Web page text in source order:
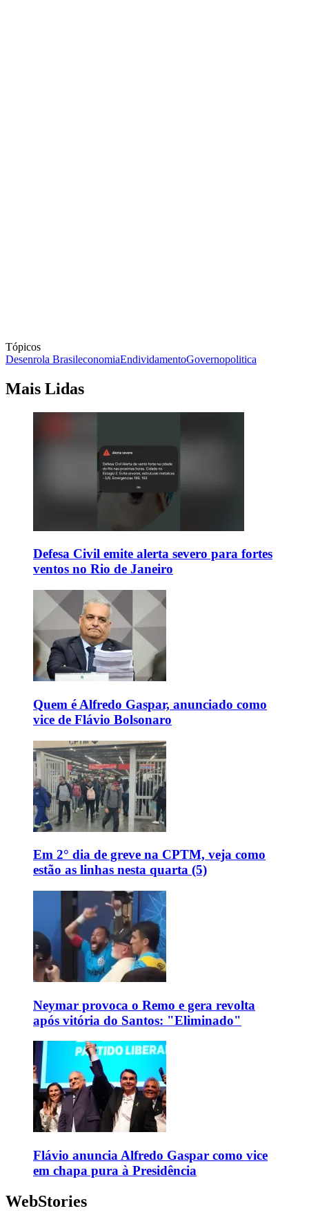
Tópicos
Desenrola BrasileconomiaEndividamentoGovernopolitica
Mais Lidas
Defesa Civil emite alerta severo para fortes
ventos no Rio de Janeiro
Quem é Alfredo Gaspar, anunciado como
vice de Flávio Bolsonaro
Em 2° dia de greve na CPTM, veja como
estão as linhas nesta quarta (5)
Neymar provoca o Remo e gera revolta
após vitória do Santos: "Eliminado"
Flávio anuncia Alfredo Gaspar como vice
em chapa pura à Presidência
WebStories